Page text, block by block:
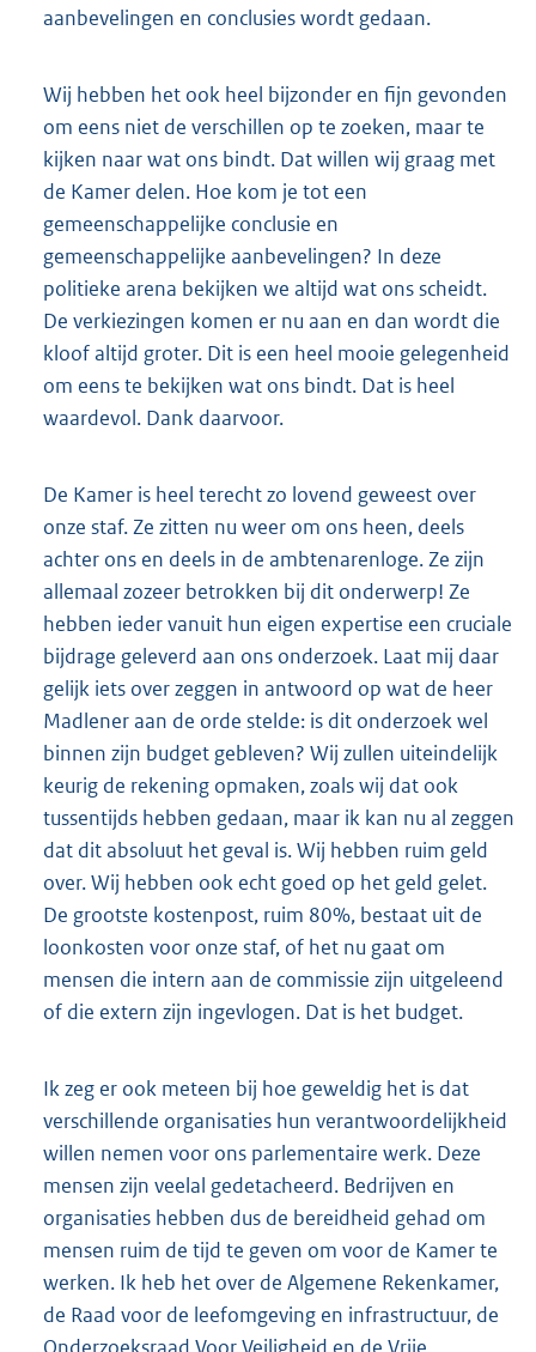
aanbevelingen en conclusies wordt gedaan.
Wij hebben het ook heel bijzonder en fijn gevonden
om eens niet de verschillen op te zoeken, maar te
kijken naar wat ons bindt. Dat willen wij graag met
de Kamer delen. Hoe kom je tot een
gemeenschappelijke conclusie en
gemeenschappelijke aanbevelingen? In deze
politieke arena bekijken we altijd wat ons scheidt.
De verkiezingen komen er nu aan en dan wordt die
kloof altijd groter. Dit is een heel mooie gelegenheid
om eens te bekijken wat ons bindt. Dat is heel
waardevol. Dank daarvoor.
De Kamer is heel terecht zo lovend geweest over
onze staf. Ze zitten nu weer om ons heen, deels
achter ons en deels in de ambtenarenloge. Ze zijn
allemaal zozeer betrokken bij dit onderwerp! Ze
hebben ieder vanuit hun eigen expertise een cruciale
bijdrage geleverd aan ons onderzoek. Laat mij daar
gelijk iets over zeggen in antwoord op wat de heer
Madlener aan de orde stelde: is dit onderzoek wel
binnen zijn budget gebleven? Wij zullen uiteindelijk
keurig de rekening opmaken, zoals wij dat ook
tussentijds hebben gedaan, maar ik kan nu al zeggen
dat dit absoluut het geval is. Wij hebben ruim geld
over. Wij hebben ook echt goed op het geld gelet.
De grootste kostenpost, ruim 80%, bestaat uit de
loonkosten voor onze staf, of het nu gaat om
mensen die intern aan de commissie zijn uitgeleend
of die extern zijn ingevlogen. Dat is het budget.
Ik zeg er ook meteen bij hoe geweldig het is dat
verschillende organisaties hun verantwoordelijkheid
willen nemen voor ons parlementaire werk. Deze
mensen zijn veelal gedetacheerd. Bedrijven en
organisaties hebben dus de bereidheid gehad om
mensen ruim de tijd te geven om voor de Kamer te
werken. Ik heb het over de Algemene Rekenkamer,
de Raad voor de leefomgeving en infrastructuur, de